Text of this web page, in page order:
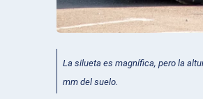
La silueta es magnífica, pero la
mm del suelo.